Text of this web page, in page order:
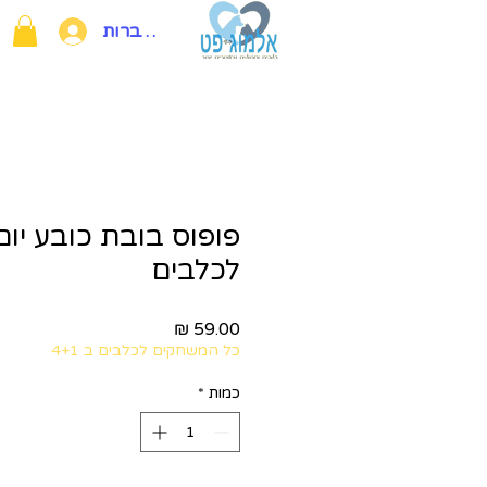
להתחברות
פופוס בובת כובע
לכלבים
כל המשחקים לכלבים ב 4+1
כמות *